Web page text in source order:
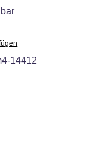
14412